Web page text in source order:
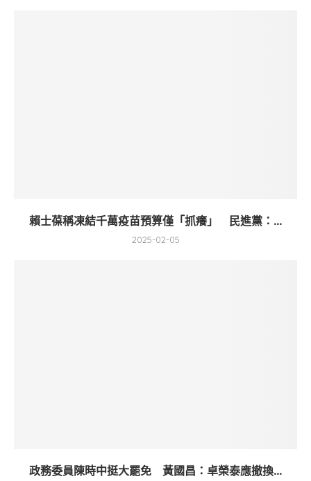
賴士葆稱凍結千萬疫苗預算僅「抓癢」 民進黨：...
2025-02-05
政務委員陳時中挺大罷免 黃國昌：卓榮泰應撤換...